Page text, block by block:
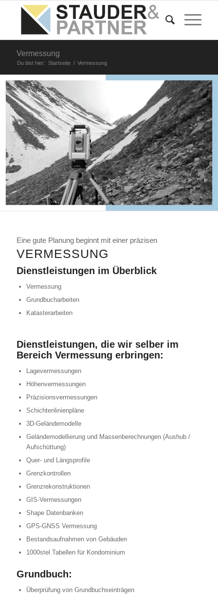
Vermessung
Du bist hier: Startseite / Vermessung
Eine gute Planung beginnt mit einer präzisen
VERMESSUNG
Dienstleistungen im Überblick
Vermessung
Grundbucharbeiten
Katasterarbeiten
Dienstleistungen, die wir selber im
Bereich Vermessung erbringen:
Lagevermessungen
Höhenvermessungen
Präzisionsvermessungen
Schichtenlinienpläne
3D-Geländemodelle
Geländemodellierung und Massenberechnungen (Aushub /
Aufschüttung)
Quer- und Längsprofile
Grenzkontrollen
Grenzrekonstruktionen
GIS-Vermessungen
Shape Datenbanken
GPS-GNSS Vermessung
Bestandsaufnahmen von Gebäuden
1000stel Tabellen für Kondominium
Grundbuch:
Überprüfung von Grundbuchseinträgen